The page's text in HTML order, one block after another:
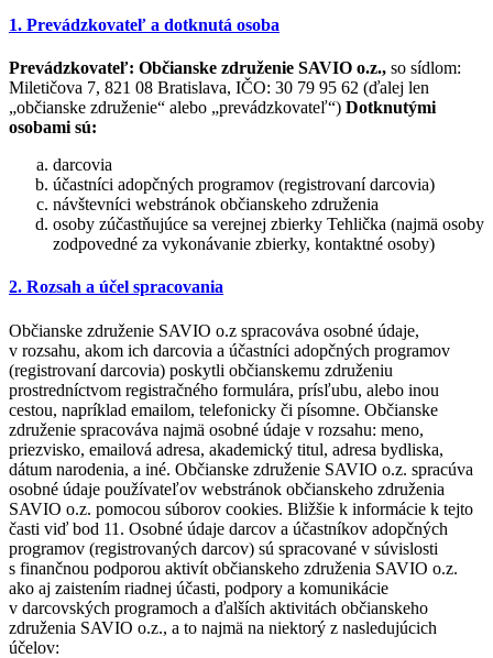
1. Prevádzkovateľ a dotknutá osoba
Prevádzkovateľ: Občianske združenie SAVIO o.z., so sídlom:
Miletičova 7, 821 08 Bratislava, IČO: 30 79 95 62 (ďalej len
„občianske združenie“ alebo „prevádzkovateľ“) Dotknutými
osobami sú:
darcovia
účastníci adopčných programov (registrovaní darcovia)
návštevníci webstránok občianskeho združenia
osoby zúčastňujúce sa verejnej zbierky Tehlička (najmä osoby
zodpovedné za vykonávanie zbierky, kontaktné osoby)
2. Rozsah a účel spracovania
Občianske združenie SAVIO o.z spracováva osobné údaje,
v rozsahu, akom ich darcovia a účastníci adopčných programov
(registrovaní darcovia) poskytli občianskemu združeniu
prostredníctvom registračného formulára, prísľubu, alebo inou
cestou, napríklad emailom, telefonicky či písomne. Občianske
združenie spracováva najmä osobné údaje v rozsahu: meno,
priezvisko, emailová adresa, akademický titul, adresa bydliska,
dátum narodenia, a iné. Občianske združenie SAVIO o.z. spracúva
osobné údaje používateľov webstránok občianskeho združenia
SAVIO o.z. pomocou súborov cookies. Bližšie k informácie k tejto
časti viď bod 11. Osobné údaje darcov a účastníkov adopčných
programov (registrovaných darcov) sú spracované v súvislosti
s finančnou podporou aktivít občianskeho združenia SAVIO o.z.
ako aj zaistením riadnej účasti, podpory a komunikácie
v darcovských programoch a ďalších aktivitách občianskeho
združenia SAVIO o.z., a to najmä na niektorý z nasledujúcich
účelov: